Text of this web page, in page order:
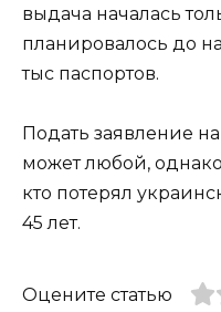
выдача началась
планировалось до
тыс паспортов.
Подать заявление
может любой,
кто потерял
45 лет.
Оцените статью